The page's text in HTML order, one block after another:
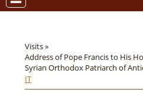
Visits »
Address of Pope Francis to His
Syrian Orthodox Patriarch of
IT